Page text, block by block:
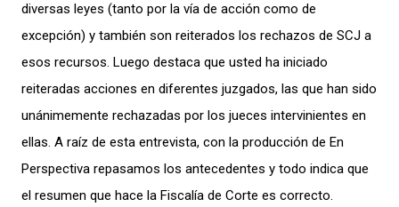
diversas leyes (tanto por la vía de acción como de
excepción) y también son reiterados los rechazos de SCJ a
esos recursos. Luego destaca que usted ha iniciado
reiteradas acciones en diferentes juzgados, las que han sido
unánimemente rechazadas por los jueces intervinientes en
ellas. A raíz de esta entrevista, con la producción de En
Perspectiva repasamos los antecedentes y todo indica que
el resumen que hace la Fiscalía de Corte es correcto.